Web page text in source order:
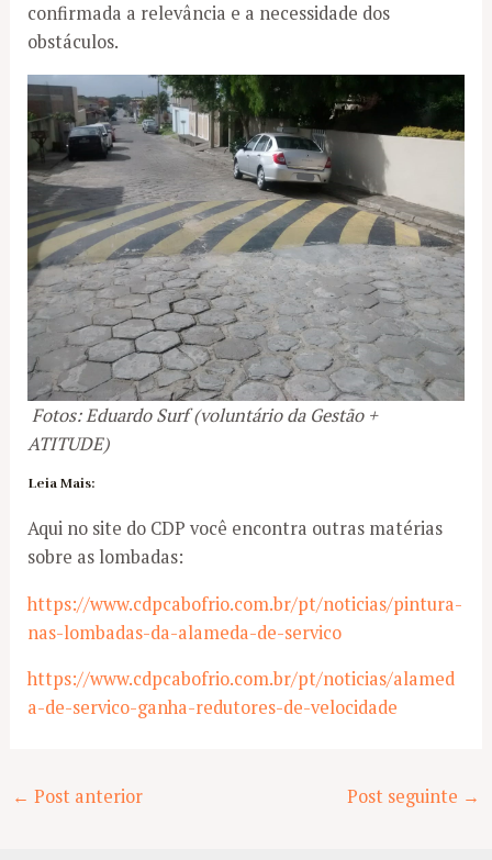
confirmada a relevância e a necessidade dos
obstáculos.
Fotos: Eduardo Surf (voluntário da Gestão +
ATITUDE)
Leia Mais:
Aqui no site do CDP você encontra outras matérias
sobre as lombadas:
https://www.cdpcabofrio.com.br/pt/noticias/pintura-
nas-lombadas-da-alameda-de-servico
https://www.cdpcabofrio.com.br/pt/noticias/alamed
a-de-servico-ganha-redutores-de-velocidade
Post
← Post anterior Post seguinte →